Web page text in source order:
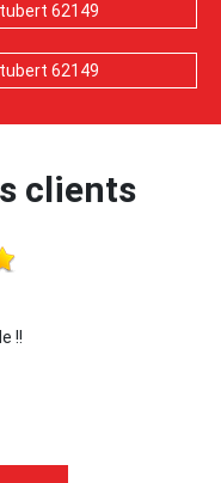
62149
62149
clients